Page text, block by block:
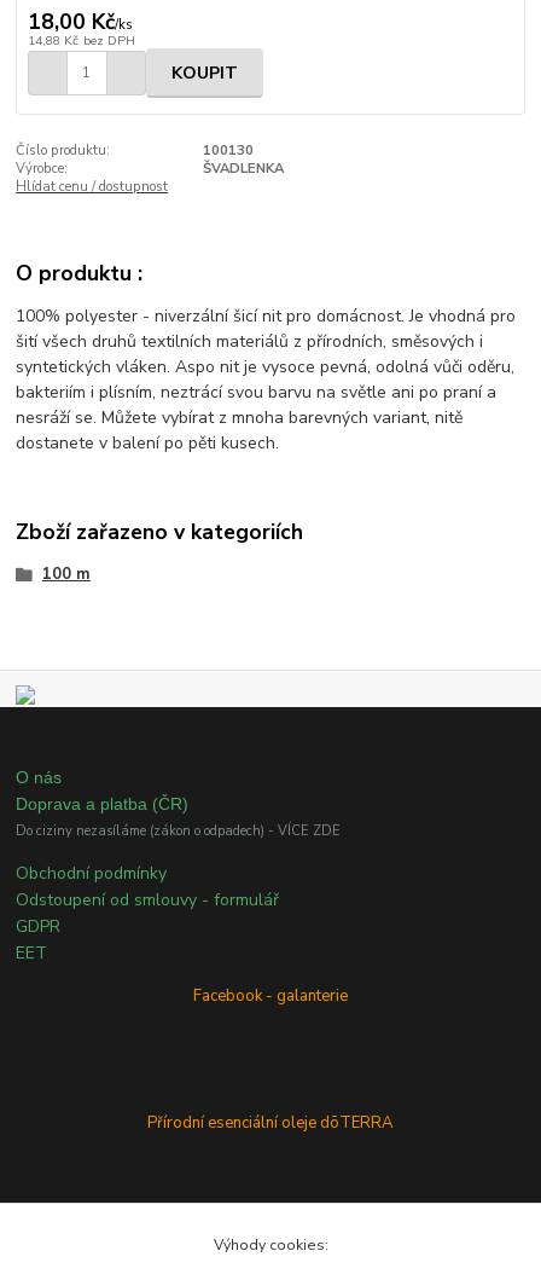
18,00 Kč/ks
14,88 Kč bez DPH
KOUPIT
Číslo produktu:
100130
Výrobce:
ŠVADLENKA
Hlídat cenu / dostupnost
O produktu :
100% polyester - niverzální šicí nit pro domácnost. Je vhodná pro
šití všech druhů textilních materiálů z přírodních, směsových i
syntetických vláken. Aspo nit je vysoce pevná, odolná vůči oděru,
bakteriím i plísním, neztrácí svou barvu na světle ani po praní a
nesráží se. Můžete vybírat z mnoha barevných variant, nitě
dostanete v balení po pěti kusech.
Zboží zařazeno v kategoriích
100 m
O nás
Doprava a platba (ČR)
Do ciziny nezasíláme (zákon o odpadech) - VÍCE ZDE
Obchodní podmínky
Odstoupení od smlouvy - formulář
GDPR
EET
Facebook - galanterie
Přírodní esenciální oleje dōTERRA
Výhody cookies: